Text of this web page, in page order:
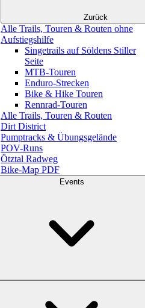
Zurück
Alle Trails, Touren & Routen ohne
Aufstiegshilfe
Singetrails auf Söldens Stiller
Seite
MTB-Touren
Enduro-Strecken
Bike & Hike Touren
Rennrad-Touren
Alle Trails, Touren & Routen
Dirt District
Pumptracks & Übungsgelände
POV-Runs
Ötztal Radweg
Bike-Map PDF
Events